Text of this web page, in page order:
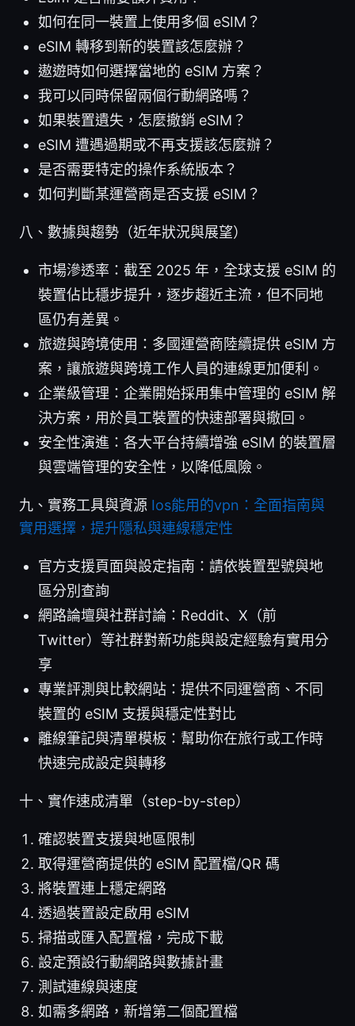
如何在同一裝置上使用多個 eSIM？
eSIM 轉移到新的裝置該怎麼辦？
遨遊時如何選擇當地的 eSIM 方案？
我可以同時保留兩個行動網路嗎？
如果裝置遺失，怎麼撤銷 eSIM？
eSIM 遭遇過期或不再支援該怎麼辦？
是否需要特定的操作系統版本？
如何判斷某運營商是否支援 eSIM？
八、數據與趨勢（近年狀況與展望）
市場滲透率：截至 2025 年，全球支援 eSIM 的
裝置佔比穩步提升，逐步趨近主流，但不同地
區仍有差異。
旅遊與跨境使用：多國運營商陸續提供 eSIM 方
案，讓旅遊與跨境工作人員的連線更加便利。
企業級管理：企業開始採用集中管理的 eSIM 解
決方案，用於員工裝置的快速部署與撤回。
安全性演進：各大平台持續增強 eSIM 的裝置層
與雲端管理的安全性，以降低風險。
九、實務工具與資源 Ios能用的vpn：全面指南與
實用選擇，提升隱私與連線穩定性
官方支援頁面與設定指南：請依裝置型號與地
區分別查詢
網路論壇與社群討論：Reddit、X（前
Twitter）等社群對新功能與設定經驗有實用分
享
專業評測與比較網站：提供不同運營商、不同
裝置的 eSIM 支援與穩定性對比
離線筆記與清單模板：幫助你在旅行或工作時
快速完成設定與轉移
十、實作速成清單（step-by-step）
確認裝置支援與地區限制
取得運營商提供的 eSIM 配置檔/QR 碼
將裝置連上穩定網路
透過裝置設定啟用 eSIM
掃描或匯入配置檔，完成下載
設定預設行動網路與數據計畫
測試連線與速度
如需多網路，新增第二個配置檔